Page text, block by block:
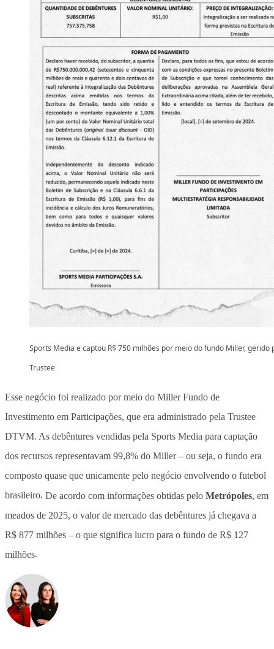
Sports Media e captou R$ 750 milhões por meio do fundo Miller, gerido
Trustee
Esse negócio foi realizado por meio do Miller Fundo de
Investimento em Participações, que era administrado pela Trustee
DTVM. As debêntures vendidas pela Sports Media para captação
dos recursos representavam 99,8% do Miller – ou seja, o fundo era
composto quase que unicamente pelo negócio envolvendo o futebol
brasileiro. De acordo com informações obtidas pelo Metrópoles , em
meados de 2025, o valor de mercado das debêntures já chegava a
R$ 877 milhões – o que significa lucro para o fundo de R$ 127
milhões.